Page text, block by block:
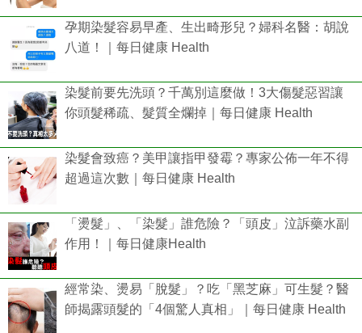
孕期染髮容易早產、生出畸形兒？婦科名醫：胡說
八道！｜每日健康 Health
染髮前要先洗頭？千萬別這麼做！3大傷髮惡習讓
你頭髮稀疏、髮質全爛掉｜每日健康 Health
染髮會致癌？美甲讓指甲發霉？專家公佈一年不得
超過這次數｜每⽇健康 Health
「燙髮」、「染髮」誰危險？「頭皮」泣訴藥水副
作用！｜每日健康Health
經常染、燙易「脫髮」？吃「黑芝麻」可生髮？醫
師揭露頭髮的「4個驚人真相」｜每日健康 Health